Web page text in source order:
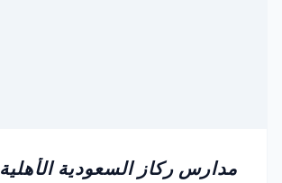
مدارس ركاز السعودية الأهلية